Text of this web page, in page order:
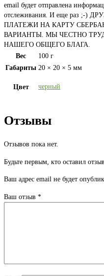
email будет отправлена
отслеживания. И еще раз ;-)
ПЛАТЕЖИ НА КАРТУ
ВАРИАНТЫ. МЫ ЧЕСТНО
НАШЕГО ОБЩЕГО БЛАГА.
Вес
100 г
Габариты 20 × 20 × 5 мм
Цвет черный
Отзывы
Отзывов пока нет.
Будьте первым, кто оставил
Ваш адрес email не будет
Ваш отзыв *